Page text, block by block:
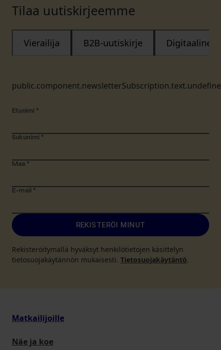
Tilaa uutiskirjeemme
Vierailija B2B-uutiskirje Digitaalinen
Etunimi *
Sukunimi *
Maa *
E-mail *
REKISTERÖI MINUT
Rekisteröitymällä hyväksyt henkilötietojen käsittelyn
tietosuojakäytännön mukaisesti. Tietosuojakäytäntö.
Matkailijoille
Näe ja koe